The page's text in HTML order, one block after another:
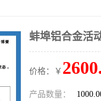
蚌埠铝合金活
价格：￥
产品数量：